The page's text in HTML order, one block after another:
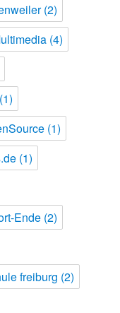
(2)
(4)
(1)
(1)
(1)
Ende (2)
freiburg (2)